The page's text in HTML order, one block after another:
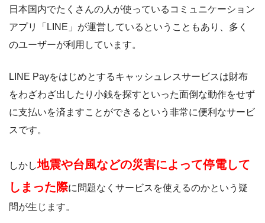
日本国内でたくさんの人が使っているコミュニケーション
アプリ「LINE」が運営しているということもあり、多く
のユーザーが利用しています。
LINE Payをはじめとするキャッシュレスサービスは財布
をわざわざ出したり小銭を探すといった面倒な動作をせず
に支払いを済ますことができるという非常に便利なサービ
スです。
しかし地震や台風などの災害によって停電して
しまった際に問題なくサービスを使えるのかという疑
問が生じます。